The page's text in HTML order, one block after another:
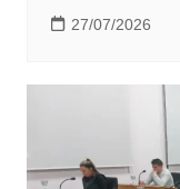
27/07/2026